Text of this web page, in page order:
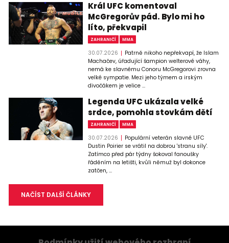
Král UFC komentoval
McGregorův pád. Bylo mi ho
líto, překvapil
ZAHRANIČÍ MMA
30.07.2026
Patrně nikoho nepřekvapí, že Islam
Machačev, úřadující šampion welterové váhy,
nemá ke slavnému Conoru McGregorovi zrovna
velké sympatie. Mezi jeho týmem a irským
divočákem je velice ...
Legenda UFC ukázala velké
srdce, pomohla stovkám dětí
ZAHRANIČÍ MMA
30.07.2026
Populární veterán slavné UFC
Dustin Poirier se vrátil na dobrou 'stranu síly'.
Zatímco před pár týdny šokoval fanoušky
řáděním na letišti, kvůli němuž byl dokonce
zatčen, ...
NAČÍST DALŠÍ ČLÁNKY